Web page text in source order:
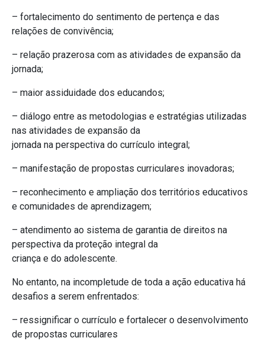
– fortalecimento do sentimento de pertença e das
relações de convivência;
– relação prazerosa com as atividades de expansão da
jornada;
– maior assiduidade dos educandos;
– diálogo entre as metodologias e estratégias utilizadas
nas atividades de expansão da
jornada na perspectiva do currículo integral;
– manifestação de propostas curriculares inovadoras;
– reconhecimento e ampliação dos territórios educativos
e comunidades de aprendizagem;
– atendimento ao sistema de garantia de direitos na
perspectiva da proteção integral da
criança e do adolescente.
No entanto, na incompletude de toda a ação educativa há
desafios a serem enfrentados:
– ressignificar o currículo e fortalecer o desenvolvimento
de propostas curriculares